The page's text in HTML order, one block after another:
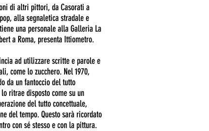
di altri pittori, da Casorati a
alla segnaletica stradale e
una personale alla Galleria La
a Roma, presenta Ittiometro.
ad utilizzare scritte e parole e
come lo zucchero. Nel 1970,
da un fantoccio del tutto
ritrae disposto come su un
del tutto concettuale,
del tempo. Questo sarà ricordato
con sé stesso e con la pittura.